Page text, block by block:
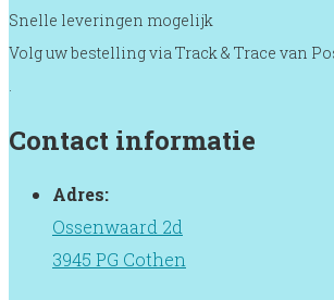
Snelle leveringen mogelijk
Volg uw bestelling via Track & Trace van
.
Contact informatie
Adres:
Ossenwaard 2d
3945 PG Cothen